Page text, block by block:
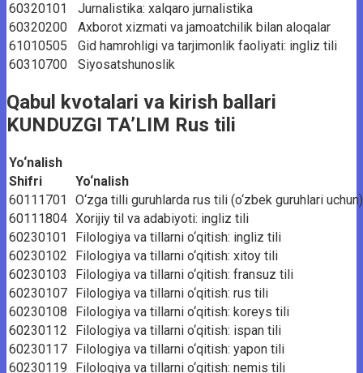
60320101
Jurnalistika: xalqaro jurnalistika
60320200
Axborot xizmati va jamoatchilik bilan aloqalar
61010505
Gid hamrohligi va tarjimonlik faoliyati: ingliz tili
60310700
Siyosatshunoslik
Qabul kvotalari va kirish ballari
KUNDUZGI TA’LIM Rus tili
Yo‘nalish
Shifri
Yo‘nalish
60111701
O‘zga tilli guruhlarda rus tili (o‘zbek guruhlari uchun)
60111804 Xorijiy til va adabiyoti: ingliz tili
60230101
Filologiya va tillarni o‘qitish: ingliz tili
60230102
Filologiya va tillarni o‘qitish: xitoy tili
60230103
Filologiya va tillarni o‘qitish: fransuz tili
60230107
Filologiya va tillarni o‘qitish: rus tili
60230108
Filologiya va tillarni o‘qitish: koreys tili
60230112
Filologiya va tillarni o‘qitish: ispan tili
60230117
Filologiya va tillarni o‘qitish: yapon tili
60230119
Filologiya va tillarni o‘qitish: nemis tili